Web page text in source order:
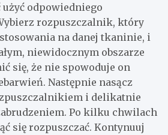
użyć odpowiedniego
rozpuszczalnik, który
na danej tkaninie, i
niewidocznym obszarze
się, że nie spowoduje on
Następnie nasącz
i delikatnie
Po kilku chwilach
się rozpuszczać. Kontynuuj